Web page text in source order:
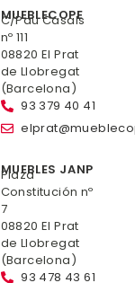
MUEBLECOPE
C/Pau Casals
nº 111
08820 El Prat
de Llobregat
(Barcelona)
93 379 40 41
MUEBLES JANP
Plaza
Constitución nº
7
08820 El Prat
de Llobregat
(Barcelona)
93 478 43 61